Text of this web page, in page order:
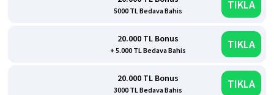
5000 TL Bedava Bahis TIKLA
20.000 TL Bonus
+ 5.000 TL Bedava Bahis TIKLA
20.000 TL Bonus
3000 TL Bedava Bahis TIKLA